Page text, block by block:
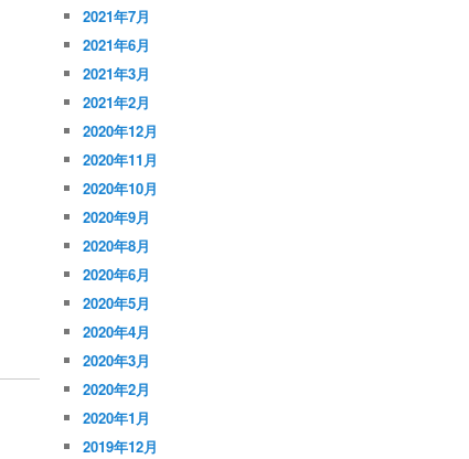
2021年7月
2021年6月
2021年3月
2021年2月
2020年12月
2020年11月
2020年10月
2020年9月
2020年8月
2020年6月
2020年5月
2020年4月
2020年3月
2020年2月
2020年1月
2019年12月